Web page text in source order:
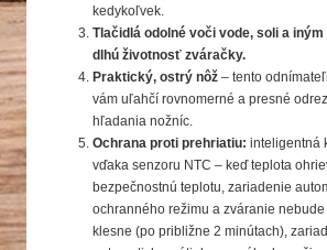
kedykoľvek.
Tlačidlá odolné voči vode, soli a
dlhú životnosť zváračky.
Praktický, ostrý nôž – tento
vám uľahčí rovnomerné a presné
hľadania nožníc.
Ochrana proti prehriatiu: inteligentná
vďaka senzoru NTC – keď teplota
bezpečnostnú teplotu, zariadenie
ochranného režimu a zváranie
klesne (po približne 2 minútach),